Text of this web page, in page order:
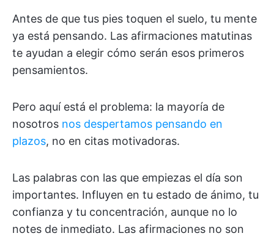
Antes de que tus pies toquen el suelo, tu mente
ya está pensando. Las afirmaciones matutinas
te ayudan a elegir cómo serán esos primeros
pensamientos.
Pero aquí está el problema: la mayoría de
nosotros nos despertamos pensando en
plazos, no en citas motivadoras.
Las palabras con las que empiezas el día son
importantes. Influyen en tu estado de ánimo, tu
confianza y tu concentración, aunque no lo
notes de inmediato. Las afirmaciones no son